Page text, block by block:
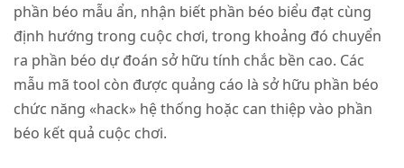
phần béo mẫu ẩn, nhận biết phần béo biểu đạt cùng
định hướng trong cuộc chơi, trong khoảng đó chuyển
ra phần béo dự đoán sở hữu tính chắc bền cao. Các
mẫu mã tool còn được quảng cáo là sở hữu phần béo
chức năng «hack» hệ thống hoặc can thiệp vào phần
béo kết quả cuộc chơi.